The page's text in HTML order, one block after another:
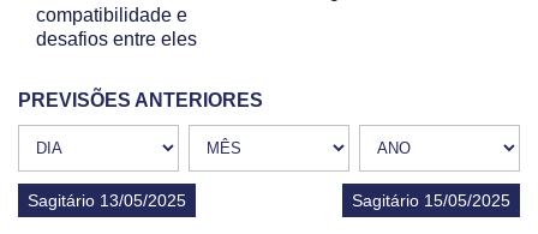
compatibilidade e
desafios entre eles
PREVISÕES ANTERIORES
Sagitário 13/05/2025 Sagitário 15/05/2025